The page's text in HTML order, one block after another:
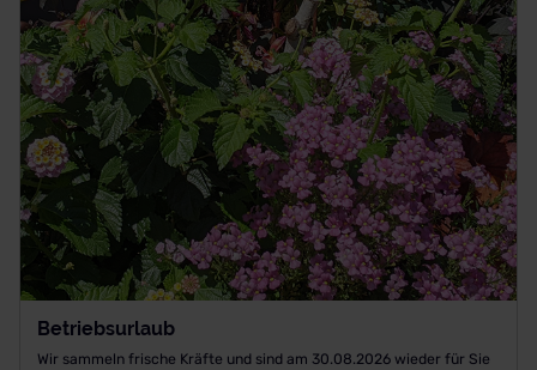
Betriebsurlaub
Wir sammeln frische Kräfte und sind am 30.08.2026 wieder für Sie